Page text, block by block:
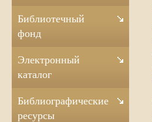
Библиотечный
фонд
Электронный
каталог
Библиографические
ресурсы